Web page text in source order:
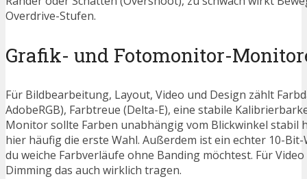
Overdrive-Stufen.
Grafik- und Fotomonitor-
Für Bildbearbeitung, Layout, Video und Design zählt
AdobeRGB), Farbtreue (Delta-E), eine stabile
Monitor sollte Farben unabhängig vom Blickwinkel stabil
hier häufig die erste Wahl. Außerdem ist ein echter 10-
du weiche Farbverläufe ohne Banding möchtest. Für
Dimming das auch wirklich tragen.